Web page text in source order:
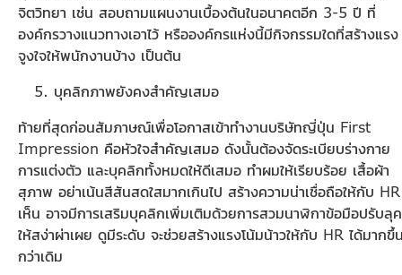
จิตวิทยา เช่น สอบถามแผนงานเบื้องต้นในอนาคตอีก 3-5 ปี ที่
องค์กรวางแนวทางเอาไว้ หรือองค์กรแห่งนี้มีกิจกรรมใดที่สร้างแรง
จูงใจให้พนักงานบ้าง เป็นต้น
บุคลิกภาพยังคงสำคัญเสมอ
ท้ายที่สุดก่อนสัมภาษณ์เพื่อโอกาสเข้าทำงานบริษัทญี่ปุ่น First
Impression คือหัวใจสำคัญเสมอ ดังนั้นต้องจัดระเบียบร่างกาย
การแต่งตัว และบุคลิกทั้งหมดให้ดีเสมอ ทำผมให้เรียบร้อย เสื้อผ้า
สุภาพ อย่าเน้นสีสันสดใสมากเกินไป สร้างความน่าเชื่อถือให้กับ HR
เห็น อาจมีการเสริมบุคลิกเพิ่มเติมด้วยการสวมนาฬิกาข้อมือปรับลุค
ให้สง่าผ่าเผย ดูมีระดับ จะช่วยสร้างแรงโน้มน้าวให้กับ HR ได้มากขึ้
กว่าเดิม